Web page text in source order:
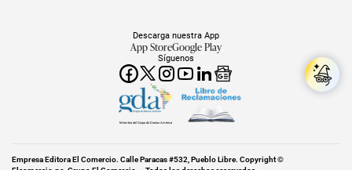
Síguenos
Descarga nuestra App
App StoreGoogle Play
Miembro del Grupo de Diarios América
Empresa Editora El Comercio. Calle Paracas #532, Pueblo Libre. Copyright ©